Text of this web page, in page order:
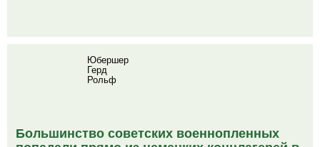
Юбершер
Герд
Рольф
Большинство советских военнопленных